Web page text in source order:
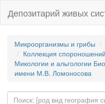
Депозитарий живых
Микроорганизмы и грибы
Коллекция
Микологии и альгологии
имени М.В. Ломоносова